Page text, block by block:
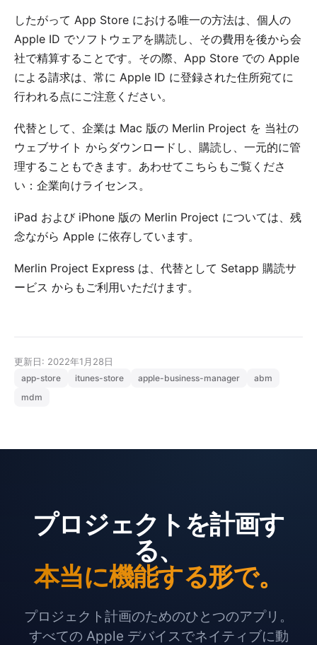
したがって App Store における唯一の方法は、個人の
Apple ID でソフトウェアを購読し、その費用を後から会
社で精算することです。その際、App Store での Apple
による請求は、常に Apple ID に登録された住所宛てに
行われる点にご注意ください。
代替として、企業は Mac 版の Merlin Project を 当社の
ウェブサイト からダウンロードし、購読し、一元的に管
理することもできます。あわせてこちらもご覧くださ
い： 企業向けライセンス。
iPad および iPhone 版の Merlin Project については、残
念ながら Apple に依存しています。
Merlin Project Express は、代替として Setapp 購読サ
ービス からもご利用いただけます。
更新日: 2022年1月28日
app-store itunes-store apple-business-manager
abm
mdm
プロジェクトを計画す
る、
本当に機能する形で。
プロジェクト計画のためのひとつのアプリ。
すべての Apple デバイスでネイティブに動